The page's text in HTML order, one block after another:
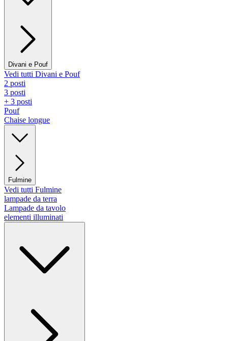
Divani e Pouf
Vedi tutti Divani e Pouf
2 posti
3 posti
+ 3 posti
Pouf
Chaise longue
Fulmine
Vedi tutti Fulmine
lampade da terra
Lampade da tavolo
elementi illuminati